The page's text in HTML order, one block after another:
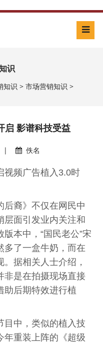
识
知识 > 市场营销知识 >
启 影谱科技受益
佚名
频广告植入3.0时
裔》不仅在网民中
层面引发业内关注和
本中，“国民老公”宋
多了一盒牛奶，而在
据相关人士介绍，
非是在拍摄现场直接
助后期特效进行植
中，类似的植入技
年重装上阵的《超级